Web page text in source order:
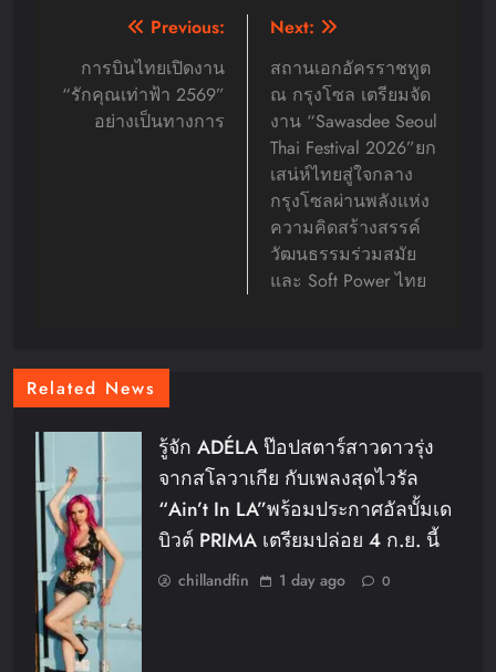
navigation
Previous:
การบินไทยเปิดงาน
“รักคุณเท่าฟ้า 2569”
อย่างเป็นทางการ
Next:
สถานเอกอัครราชทูต
ณ กรุงโซล เตรียมจัด
งาน “Sawasdee Seoul
Thai Festival 2026”ยก
เสน่ห์ไทยสู่ใจกลาง
กรุงโซลผ่านพลังแห่ง
ความคิดสร้างสรรค์
วัฒนธรรมร่วมสมัย
และ Soft Power ไทย
Related News
รู้จัก ADÉLA ป๊อปสตาร์สาวดาวรุ่ง
จากสโลวาเกีย กับเพลงสุดไวรัล
“Ain’t In LA”พร้อมประกาศอัลบั้มเด
บิวต์ PRIMA เตรียมปล่อย 4 ก.ย. นี้
chillandfin 1 day ago 0